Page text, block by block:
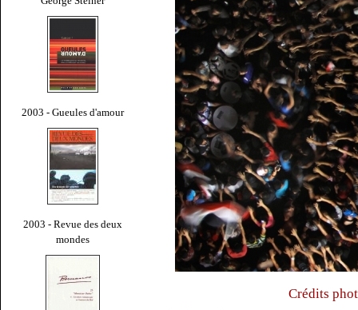
2003 - Gueules d'amour
2003 - Revue des deux
mondes
Crédits